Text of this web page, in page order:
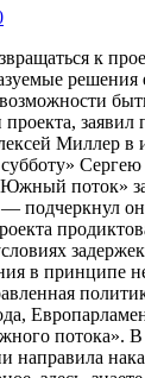
к
решения
заявил
Миллер в
Сергею
поток»
— подчеркнул
в принципе
потока».
направила